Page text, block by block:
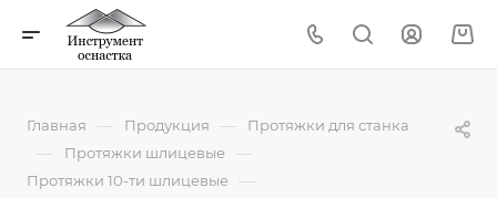
Главная — Продукция — Протяжки для станка
— Протяжки шлицевые —
Протяжки 10-ти шлицевые —